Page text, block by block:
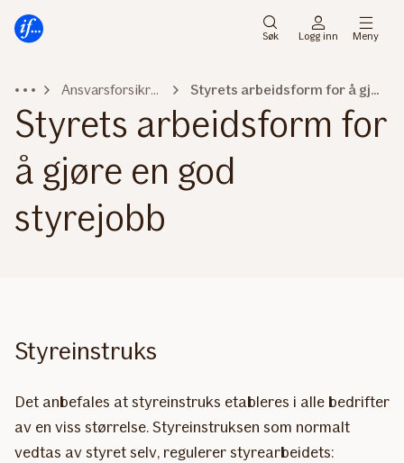
innhold
Søk Logg inn Meny
Ansvarsforsikring Styrets arbeidsform for å gjøre en god styrejobb
Styrets arbeidsform for
å gjøre en god
styrejobb
Styreinstruks
Det anbefales at styreinstruks etableres i alle bedrifter
av en viss størrelse. Styreinstruksen som normalt
vedtas av styret selv, regulerer styrearbeidets: